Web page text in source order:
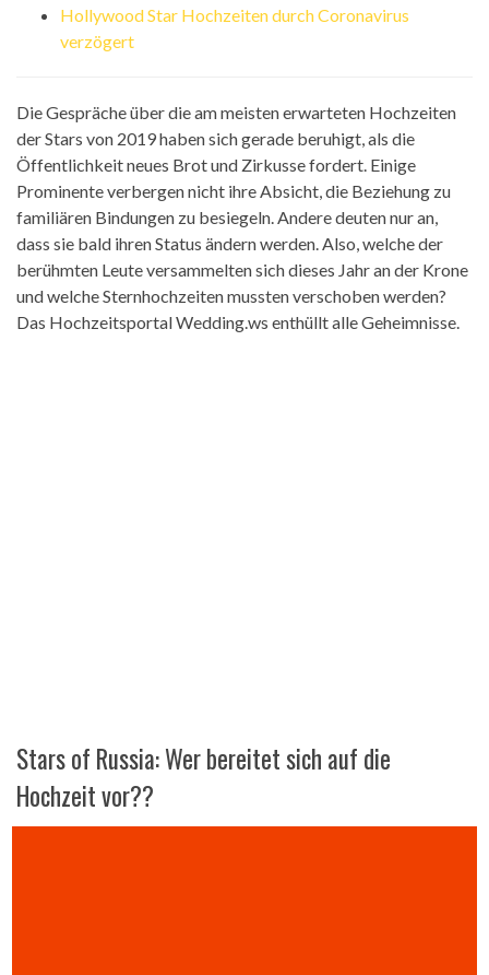
Hollywood Star Hochzeiten durch Coronavirus
verzögert
Die Gespräche über die am meisten erwarteten Hochzeiten
der Stars von 2019 haben sich gerade beruhigt, als die
Öffentlichkeit neues Brot und Zirkusse fordert. Einige
Prominente verbergen nicht ihre Absicht, die Beziehung zu
familiären Bindungen zu besiegeln. Andere deuten nur an,
dass sie bald ihren Status ändern werden. Also, welche der
berühmten Leute versammelten sich dieses Jahr an der Krone
und welche Sternhochzeiten mussten verschoben werden?
Das Hochzeitsportal Wedding.ws enthüllt alle Geheimnisse.
Stars of Russia: Wer bereitet sich auf die
Hochzeit vor??